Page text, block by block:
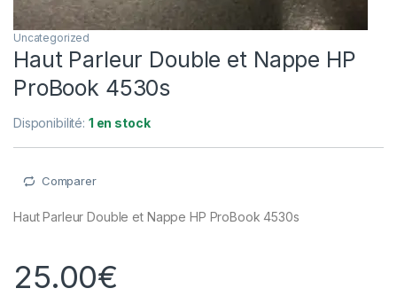
Uncategorized
Haut Parleur Double et Nappe HP
ProBook 4530s
Disponibilité: 1 en stock
Comparer
Haut Parleur Double et Nappe HP ProBook 4530s
25.00€